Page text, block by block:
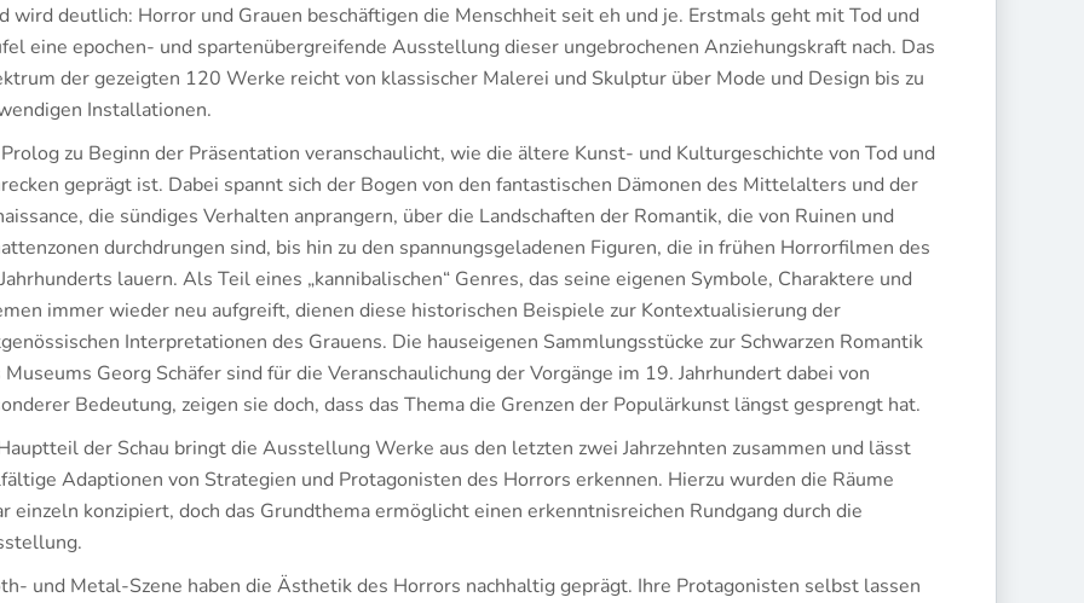
wird deutlich: Horror und Grauen beschäftigen die Menschheit seit eh und je. Erstmals geht mit Tod und
eine epochen- und spartenübergreifende Ausstellung dieser ungebrochenen Anziehungskraft nach. Das
der gezeigten 120 Werke reicht von klassischer Malerei und Skulptur über Mode und Design bis zu
Installationen.
zu Beginn der Präsentation veranschaulicht, wie die ältere Kunst- und Kulturgeschichte von Tod und
geprägt ist. Dabei spannt sich der Bogen von den fantastischen Dämonen des Mittelalters und der
die sündiges Verhalten anprangern, über die Landschaften der Romantik, die von Ruinen und
durchdrungen sind, bis hin zu den spannungsgeladenen Figuren, die in frühen Horrorfilmen des
lauern. Als Teil eines „kannibalischen“ Genres, das seine eigenen Symbole, Charaktere und
immer wieder neu aufgreift, dienen diese historischen Beispiele zur Kontextualisierung der
Interpretationen des Grauens. Die hauseigenen Sammlungsstücke zur Schwarzen Romantik
Museums Georg Schäfer sind für die Veranschaulichung der Vorgänge im 19. Jahrhundert dabei von
Bedeutung, zeigen sie doch, dass das Thema die Grenzen der Populärkunst längst gesprengt hat.
der Schau bringt die Ausstellung Werke aus den letzten zwei Jahrzehnten zusammen und lässt
Adaptionen von Strategien und Protagonisten des Horrors erkennen. Hierzu wurden die Räume
einzeln konzipiert, doch das Grundthema ermöglicht einen erkenntnisreichen Rundgang durch die
und Metal-Szene haben die Ästhetik des Horrors nachhaltig geprägt. Ihre Protagonisten selbst lassen